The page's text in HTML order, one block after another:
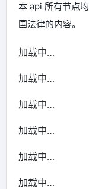
本 api 所有节点均
国法律的内容。
加载中…
加载中…
加载中…
加载中…
加载中…
加载中…